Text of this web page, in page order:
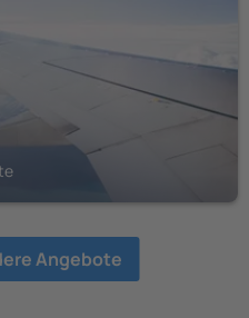
Angebote